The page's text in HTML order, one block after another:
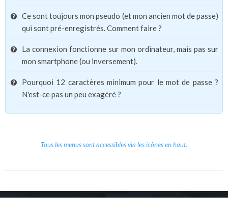
Ce sont toujours mon pseudo (et mon ancien mot de passe)
qui sont pré-enregistrés. Comment faire ?
La connexion fonctionne sur mon ordinateur, mais pas sur
mon smartphone (ou inversement).
Pourquoi 12 caractères minimum pour le mot de passe ?
N'est-ce pas un peu exagéré ?
Tous les menus sont accessibles via les icônes en haut.